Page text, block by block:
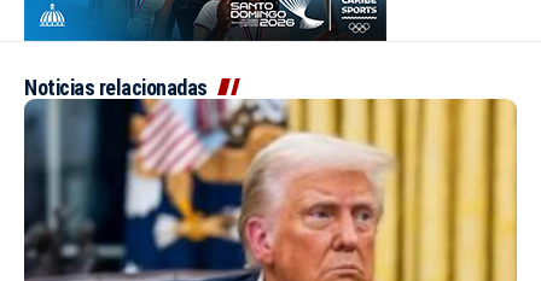
Noticias relacionadas